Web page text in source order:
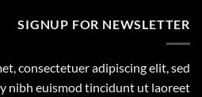
SIGNUP FOR NEWSLETTER
consectetuer adipiscing elit, sed
nibh euismod tincidunt ut laoreet.